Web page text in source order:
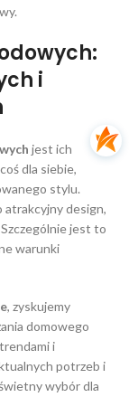
i
jest ich
dla siebie,
stylu.
atrakcyjny design,
jest to
warunki
, zyskujemy
domowego
i
potrzeb i
wybór dla